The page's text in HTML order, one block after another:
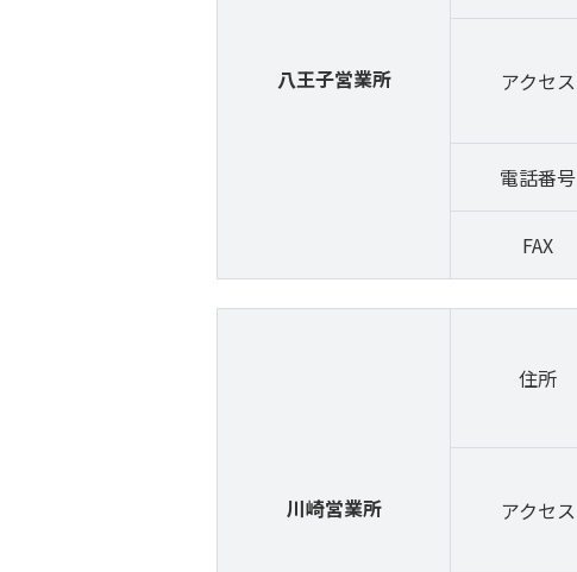
八王子営業所 アクセス
電話番号
FAX
川崎営業所
住所
アクセス